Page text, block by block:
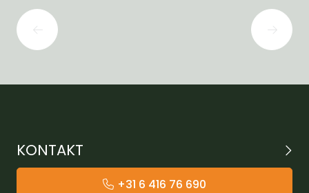
KONTAKT
+31 6 416 76 690